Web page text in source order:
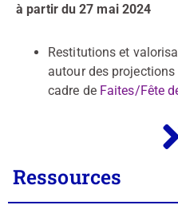
à partir du 27 mai 2024
Restitutions et
autour des
cadre de Faites/Fête
Ressources